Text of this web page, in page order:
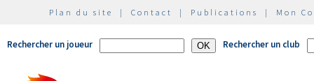
Plan du site | Contact | Publications | Mon
Rechercher un joueur Rechercher un club